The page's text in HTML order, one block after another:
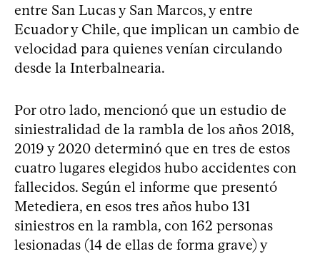
entre San Lucas y San Marcos, y entre
Ecuador y Chile, que implican un cambio de
velocidad para quienes venían circulando
desde la Interbalnearia.
Por otro lado, mencionó que un estudio de
siniestralidad de la rambla de los años 2018,
2019 y 2020 determinó que en tres de estos
cuatro lugares elegidos hubo accidentes con
fallecidos. Según el informe que presentó
Metediera, en esos tres años hubo 131
siniestros en la rambla, con 162 personas
lesionadas (14 de ellas de forma grave) y